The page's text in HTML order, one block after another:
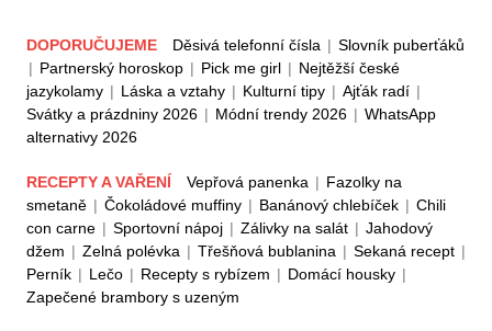
DOPORUČUJEME Děsivá telefonní čísla | Slovník puberťáků
| Partnerský horoskop | Pick me girl | Nejtěžší české
jazykolamy | Láska a vztahy | Kulturní tipy | Ajťák radí |
Svátky a prázdniny 2026 | Módní trendy 2026 | WhatsApp
alternativy 2026
RECEPTY A VAŘENÍ Vepřová panenka | Fazolky na
smetaně | Čokoládové muffiny | Banánový chlebíček | Chili
con carne | Sportovní nápoj | Zálivky na salát | Jahodový
džem | Zelná polévka | Třešňová bublanina | Sekaná recept |
Perník | Lečo | Recepty s rybízem | Domácí housky |
Zapečené brambory s uzeným